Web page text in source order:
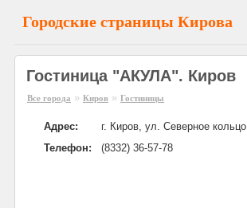
Городские страницы Кирова
Гостиница "АКУЛА". Киров
Все города » Киров » Гостиницы
Адрес:
г. Киров, ул. Северное
Телефон:
(8332) 36-57-78